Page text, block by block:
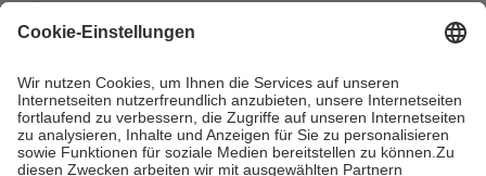
mit.
Grundsätzlich leisten Mitglieder Zuzahlungen in Höhe von zehn
höchstens zehn Euro.
Es sind jedoch nie mehr als die tatsächlichen
Kosten der Leistung zu entrichten.
Diese Regeln gelten grundsätzlich auch für Online-Apotheken.
Bei Heilmitteln und häuslicher Krankenpflege beträgt die
Zuzahlung zehn Prozent der Kosten sowie zehn Euro je